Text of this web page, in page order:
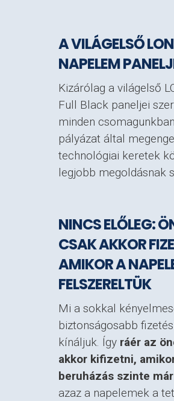
A VILÁGELSŐ
NAPELEM
Kizárólag a világelső
Full Black paneljei
minden
pályázat által
technológiai keretek
legjobb megoldásnak
NINCS ELŐLEG:
CSAK AKKOR
AMIKOR A
FELSZERELTÜK
Mi a sokkal
biztonságosabb
kínáljuk. Így ráér az
akkor kifizetni,
beruházás szinte
azaz a napelemek a